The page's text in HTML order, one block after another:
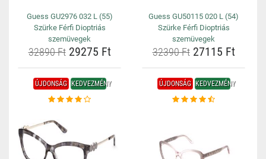
Guess GU2976 032 L (55)
Szürke Férfi Dioptriás
szemüvegek
32890 Ft29275 Ft
Guess GU50115 020 L (54)
Szürke Férfi Dioptriás
szemüvegek
32390 Ft27115 Ft
ÚJDONSÁG KEDVEZMÉNY ÚJDONSÁG KEDVEZMÉNY